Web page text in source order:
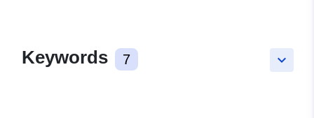
keyboard_arrow_down
Keywords 7